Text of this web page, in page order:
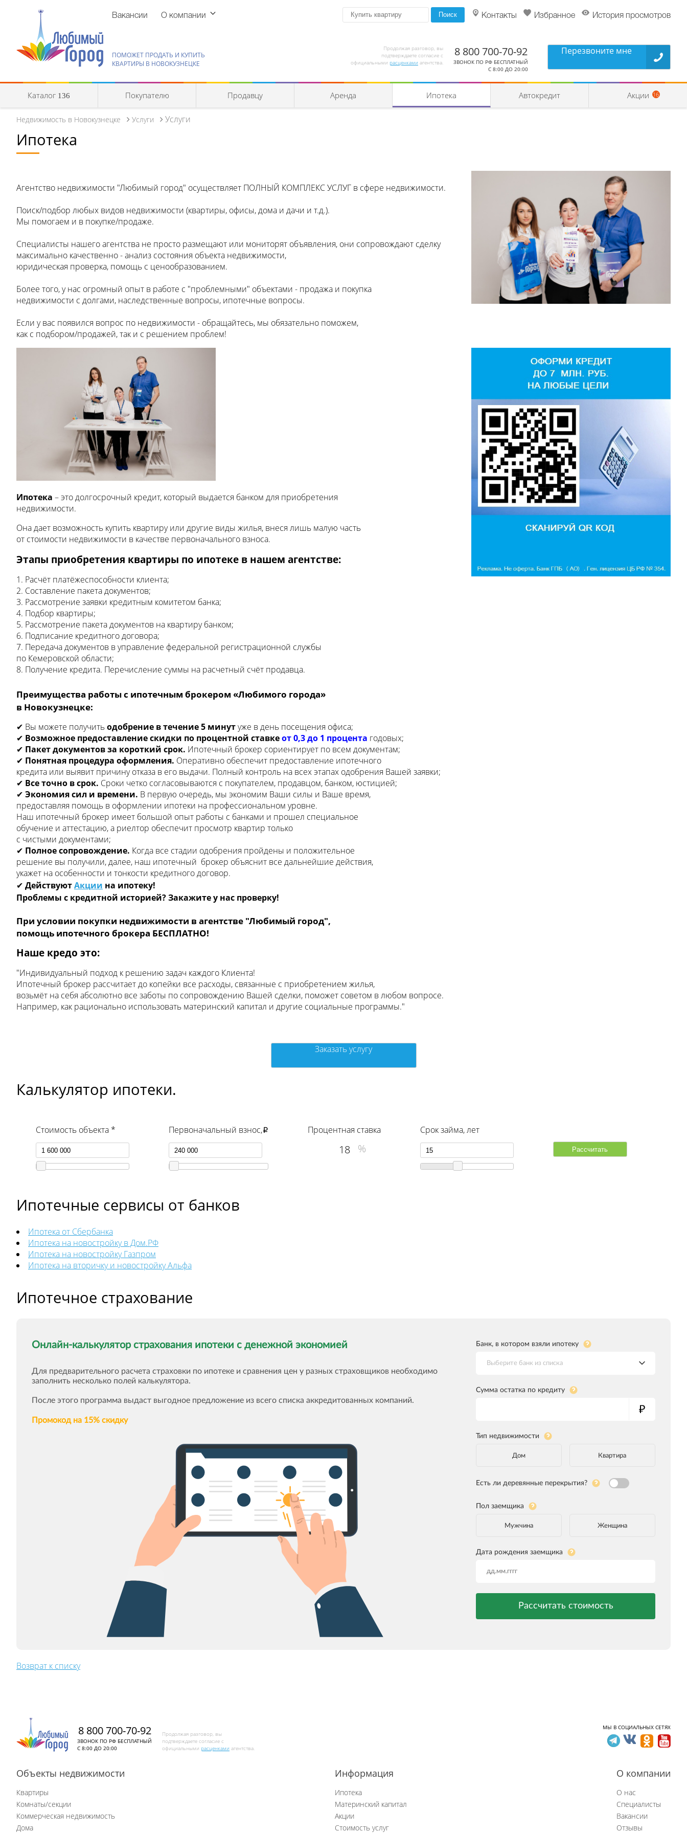
Вакансии О компании Контакты Избранное История просмотров
ПОМОЖЕТ ПРОДАТЬ И КУПИТЬ
КВАРТИРЫ В НОВОКУЗНЕЦКЕ
Продолжая разговор, вы
подтверждаете согласие с
официальными расценками агентства.
8 800 700-70-92
ЗВОНОК ПО РФ БЕСПЛАТНЫЙ
С 8:00 ДО 20:00
Перезвоните мне
Каталог 136 Покупателю Продавцу Аренда Ипотека Автокредит Акции 16
Недвижимость в Новокузнецке Услуги Услуги
Ипотека
Агентство недвижимости "Любимый город" осуществляет ПОЛНЫЙ КОМПЛЕКС УСЛУГ в сфере недвижимости.
Поиск/подбор любых видов недвижимости (квартиры, офисы, дома и дачи и т.д.).
Мы помогаем и в покупке/продаже.
Специалисты нашего агентства не просто размещают или мониторят объявления, они сопровождают сделку
максимально качественно - анализ состояния объекта недвижимости,
юридическая проверка, помощь с ценообразованием.
Более того, у нас огромный опыт в работе с "проблемными" объектами - продажа и покупка
недвижимости с долгами, наследственные вопросы, ипотечные вопросы.
Если у вас появился вопрос по недвижимости - обращайтесь, мы обязательно поможем,
как с подбором/продажей, так и с решением проблем!
Ипотека – это долгосрочный кредит, который выдается банком для приобретения
недвижимости.
Она дает возможность купить квартиру или другие виды жилья, внеся лишь малую часть
от стоимости недвижимости в качестве первоначального взноса.
Этапы приобретения квартиры по ипотеке в нашем агентстве:
1. Расчёт платёжеспособности клиента;
2. Составление пакета документов;
3. Рассмотрение заявки кредитным комитетом банка;
4. Подбор квартиры;
5. Рассмотрение пакета документов на квартиру банком;
6. Подписание кредитного договора;
7. Передача документов в управление федеральной регистрационной службы
по Кемеровской области;
8. Получение кредита. Перечисление суммы на расчетный счёт продавца.
Преимущества работы с ипотечным брокером «Любимого города»
в Новокузнецке:
✔ Вы можете получитьодобрение втечение 5 минутуже в день посещения офиса;
✔ Возможное предоставление скидки по процентной ставкеот 0,3 до 1 процента годовых;
✔ Пакет документов за короткий срок. Ипотечный брокер сориентирует по всем документам;
✔ Понятная процедура оформления. Оперативно обеспечит предоставление ипотечного
кредита или выявит причину отказа в его выдачи. Полный контроль на всех этапах одобрения Вашей заявки;
✔ Все точно в срок. Сроки четко согласовываются с покупателем, продавцом, банком, юстицией;
✔ Экономия сил и времени. В первую очередь, мы экономим Ваши силы и Ваше время,
предоставляя помощь в оформлении ипотеки на профессиональном уровне.
Наш ипотечный брокер имеет большой опыт работы с банками и прошел специальное
обучение и аттестацию, а риелтор обеспечит просмотр квартир только
с чистыми документами;
✔ Полное сопровождение. Когда все стадии одобрения пройдены и положительное
решение вы получили, далее, наш ипотечный брокер объяснит все дальнейшие действия,
укажет на особенности и тонкости кредитного договор.
✔ ДействуютАкции на ипотеку!
Проблемы с кредитной историей? Закажите у нас проверку!
При условии покупки недвижимости в агентстве "Любимый город",
помощь ипотечного брокера БЕСПЛАТНО!
Наше кредо это:
"Индивидуальный подход к решению задач каждого Клиента!
Ипотечный брокер рассчитает до копейки все расходы, связанные с приобретением жилья,
возьмёт на себя абсолютно все заботы по сопровождению Вашей сделки, поможет советом в любом вопросе.
Например, как рационально использовать материнский капитал и другие социальные программы."
Заказать услугу
Калькулятор ипотеки.
Стоимость объекта * Первоначальный взнос,p Процентная ставка
18
Срок займа, лет
Ипотечные сервисы от банков
Ипотека от Сбербанка
Ипотека на новостройку в Дом.РФ
Ипотека на новостройку Газпром
Ипотека на вторичку и новостройку Альфа
Ипотечное страхование
Онлайн-калькулятор страхования ипотеки с денежной экономией
Для предварительного расчета страховки по ипотеке и сравнения цен у разных страховщиков необходимо
заполнить несколько полей калькулятора.
После этого программа выдаст выгодное предложение из всего списка аккредитованных компаний.
Промокод на 15% скидку
Банк, в котором взяли ипотеку
Выберите банк из списка
Сумма остатка по кредиту
Тип недвижимости
Дом Квартира
Есть ли деревянные перекрытия?
Пол заемщика
Мужчина Женщина
Дата рождения заемщика
Рассчитать стоимость
Возврат к списку
8 800 700-70-92
ЗВОНОК ПО РФ БЕСПЛАТНЫЙ
С 8:00 ДО 20:00
Продолжая разговор, вы
подтверждаете согласие с
официальными расценками агентства.
МЫ В СОЦИАЛЬНЫХ СЕТЯХ
Объекты недвижимости
Квартиры
Комнаты/секции
Коммерческая недвижимость
Дома
Информация
Ипотека
Материнский капитал
Акции
Стоимость услуг
О компании
О нас
Специалисты
Вакансии
Отзывы